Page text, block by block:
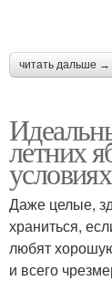
читать дальше →
летних
условиях
Даже целые,
храниться,
любят
и всего